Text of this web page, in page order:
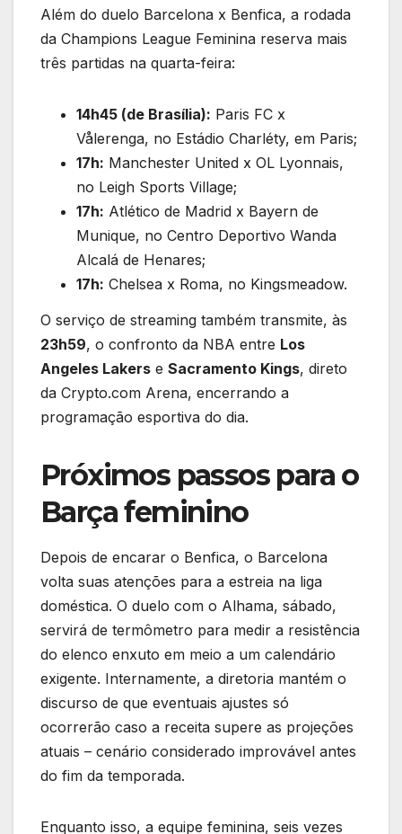
Além do duelo Barcelona x Benfica, a rodada
da Champions League Feminina reserva mais
três partidas na quarta-feira:
14h45 (de Brasília): Paris FC x
Vålerenga, no Estádio Charléty, em Paris;
17h: Manchester United x OL Lyonnais,
no Leigh Sports Village;
17h: Atlético de Madrid x Bayern de
Munique, no Centro Deportivo Wanda
Alcalá de Henares;
17h: Chelsea x Roma, no Kingsmeadow.
O serviço de streaming também transmite, às
23h59, o confronto da NBA entre Los
Angeles Lakers e Sacramento Kings, direto
da Crypto.com Arena, encerrando a
programação esportiva do dia.
Próximos passos para o
Barça feminino
Depois de encarar o Benfica, o Barcelona
volta suas atenções para a estreia na liga
doméstica. O duelo com o Alhama, sábado,
servirá de termômetro para medir a resistência
do elenco enxuto em meio a um calendário
exigente. Internamente, a diretoria mantém o
discurso de que eventuais ajustes só
ocorrerão caso a receita supere as projeções
atuais – cenário considerado improvável antes
do fim da temporada.
Enquanto isso, a equipe feminina, seis vezes